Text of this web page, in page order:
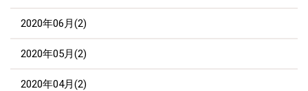
2020年06月(2)
2020年05月(2)
2020年04月(2)